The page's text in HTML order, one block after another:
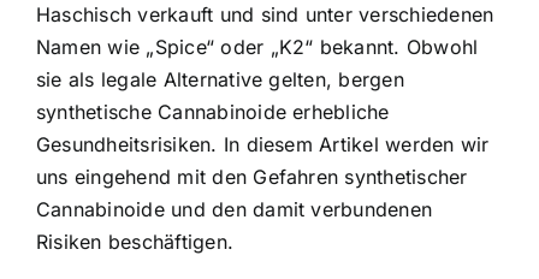
Haschisch verkauft und sind unter verschiedenen
Namen wie „Spice“ oder „K2“ bekannt. Obwohl
sie als legale Alternative gelten, bergen
synthetische Cannabinoide erhebliche
Gesundheitsrisiken. In diesem Artikel werden wir
uns eingehend mit den Gefahren synthetischer
Cannabinoide und den damit verbundenen
Risiken beschäftigen.